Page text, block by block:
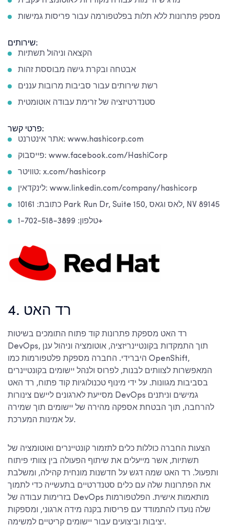
מספק פתרונות ללא תלות בפלטפורמה עבור פריסות גמישות
שירותים:
הקצאה וניהול תשתיות
אבטחה ובקרת גישה מבוססת זהות
רשת שירותים עבור סביבות מרובות עננים
סטנדרטיזציה של זרימת עבודה אוטומטית
פרטי קשר:
אתר אינטרנט: www.hashicorp.com
פייסבוק: www.facebook.com/HashiCorp
טוויטר: x.com/hashicorp
לינקדאין: www.linkedin.com/company/hashicorp
כתובת: 10161 Park Run Dr, Suite 150, לאס וגאס, NV 89145
טלפון: 1-702-518-3899+
4. רד האט
רד האט מספקת פתרונות קוד פתוח התומכים בשיטות
DevOps, תוך התמקדות בקונטיינריזציה, אוטומציה וניהול ענן
היברידי. החברה מספקת פלטפורמות כמו OpenShift,
המאפשרות לצוותים לבנות, לפרוס ולנהל יישומים בקונטיינרים
בסביבות מגוונות. על ידי מינוף טכנולוגיות קוד פתוח, רד האט
מסייעת לארגונים ליישם צינורות DevOps גמישים וניתנים
להרחבה, תוך הבטחת אספקה מהירה של יישומים תוך שמירה
על אמינות המערכת.
הצעות החברה כוללות כלים לתזמור קונטיינרים ואוטומציה של
תשתיות, אשר מייעלים את שיתוף הפעולה בין צוותי פיתוח
ותפעול. רד האט שמה דגש על חדשנות מונחית קהילה, ומשלבת
את הפתרונות שלה עם כלים סטנדרטיים בתעשייה כדי לתמוך
בזרימות עבודה של DevOps מותאמות אישית. הפלטפורמות
שלה נועדו להתמודד עם פריסות בקנה מידה ארגוני, ומספקות
יציבות וביצועים עבור יישומים קריטיים למשימה.